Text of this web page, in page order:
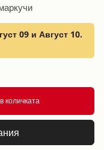
09 и Август 10.
количката